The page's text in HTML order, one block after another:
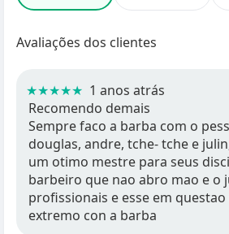
Avaliações dos clientes
★★★★★ 1 anos atrás
Recomendo demais
Sempre faco a barba com o
douglas, andre, tche- tche e
um otimo mestre para seus
barbeiro que nao abro mao e o
profissionais e esse em
extremo con a barba